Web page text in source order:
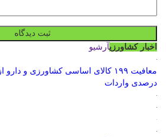
اخبار کشاورزیآرشیو
درصدی واردات